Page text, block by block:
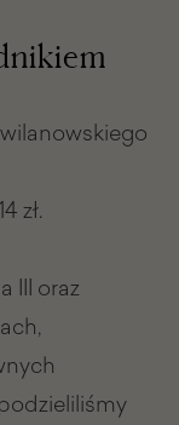
zł.
III oraz